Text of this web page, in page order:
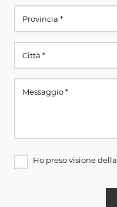
Ho preso visione della